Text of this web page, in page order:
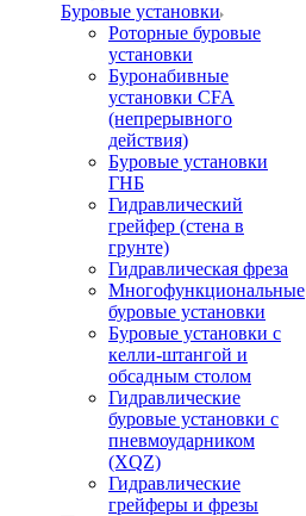
Буровые установки
Роторные буровые
установки
Буронабивные
установки CFA
(непрерывного
действия)
Буровые установки
ГНБ
Гидравлический
грейфер (стена в
грунте)
Гидравлическая фреза
Многофункциональные
буровые установки
Буровые установки с
келли-штангой и
обсадным столом
Гидравлические
буровые установки с
пневмоударником
(XQZ)
Гидравлические
грейферы и фрезы